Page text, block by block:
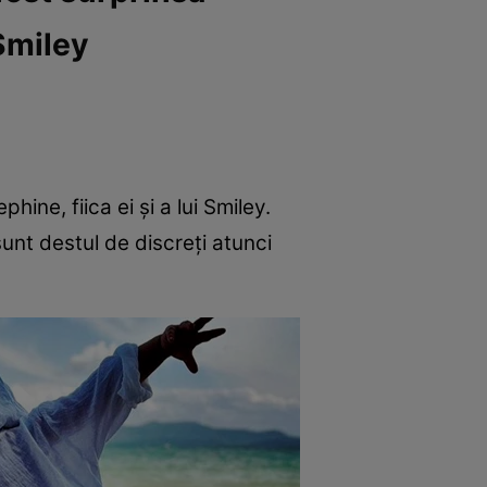
fiica ei și a lui Smiley.
destul de discreți atunci